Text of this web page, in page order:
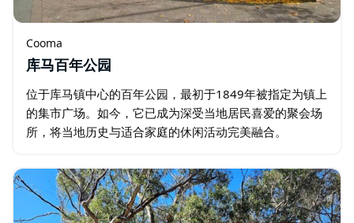
Cooma
库马百年公园
位于库马镇中心的百年公园，最初于1849年被指定为镇上
的集市广场。如今，它已成为深受当地居民喜爱的聚会场
所，将当地历史与适合家庭的休闲活动完美融合。